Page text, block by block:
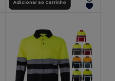
Adicionar ao Carrinho